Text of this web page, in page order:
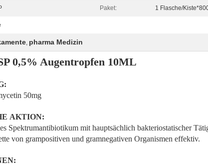
Paket: 1 Flasche/
, pharma Medizin
0,5% Augentropfen 10ML
50mg
AKTION:
Spektrumantibiotikum mit hauptsächlich bakteriostatischer
von grampositiven und gramnegativen Organismen effektiv.